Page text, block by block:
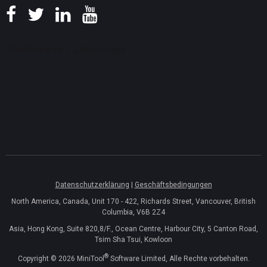
Datenschutzerklärung
Geschäftsbedingungen
North America, Canada, Unit 170 - 422, Richards Street, Vancouver, British
Columbia, V6B 2Z4
Asia, Hong Kong, Suite 820,8/F., Ocean Centre, Harbour City, 5 Canton Road,
Tsim Sha Tsui, Kowloon
Copyright © 2026 MiniTool ®Software Limited, Alle Rechte vorbehalten.